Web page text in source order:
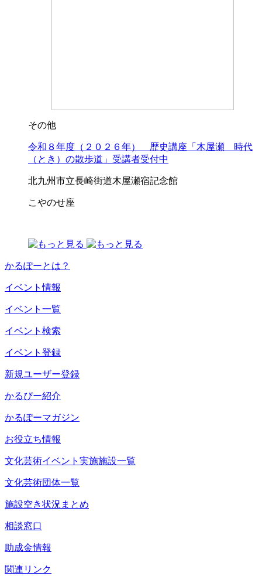
その他
令和８年度（２０２６年） 歴史講座「木屋瀬 時代
（とき）の散歩道」受講者受付中
北九州市立長崎街道木屋瀬宿記念館
こやのせ座
かるぽーとは？
イベント情報
イベント一覧
イベント検索
イベント登録
新規ユーザー登録
かるぴー紹介
かるぽーマガジン
お役立ち情報
文化芸術イベント実施施設一覧
文化芸術団体一覧
施設空き状況まとめ
相談窓口
助成金情報
関連リンク